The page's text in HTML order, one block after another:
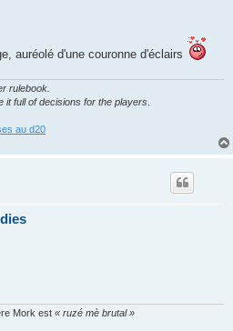
auréolé d'une couronne d'éclairs
rulebook.
it full of decisions for the players
au d20
Mork est « ruzé mè brutal »